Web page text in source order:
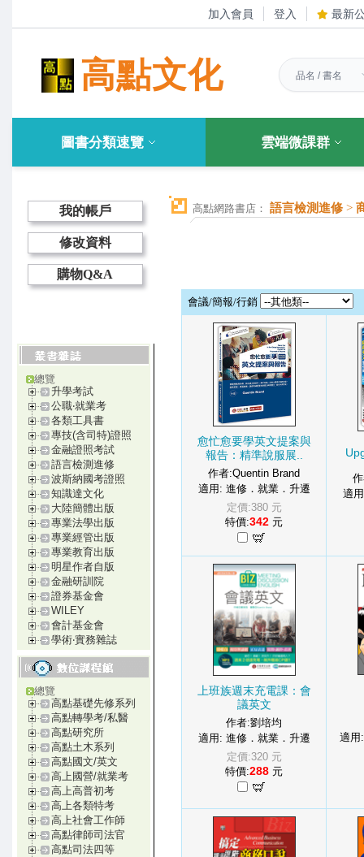
加入會員 登入 最新
高點文化
圖書分類速覽 雲端微課群
我的帳戶
修改資料
購物Q&A
總覽
升學考試
公職‧就業考
各類工具書
專技(含司特)證照
金融證照考試
語言檢測進修
波斯納國考證照
知識達文化
大陸簡體出版
專業法學出版
專業經管出版
專業教育出版
明星作者自版
金融研訓院
證券基金會
WILEY
會計基金會
學術‧實務雜誌
總覽
高點基礎先修系列
高點轉學考/私醫
高點研究所
高點土木系列
高點國文/英文
高上國營/就業考
高上高普初考
高上各類特考
高上社會工作師
高點律師司法官
高點司法四等
高點網路書店： 語言檢測進修 >
會議/簡報/行銷
愈忙愈要學英文提案與
報告：精準說服展..
作者:Quentin Brand
適用: 進修．就業．升遷
定價:380 元
特價:342 元
適
上班族週末充電課：會
議英文
作者:劉培均
適用: 進修．就業．升遷
定價:320 元
特價:288 元
適用